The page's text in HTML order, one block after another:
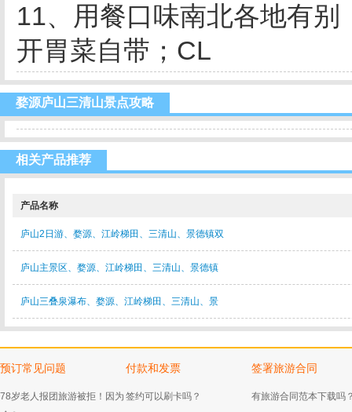
11、用餐口味南北各地有
开胃菜自带；CL
婺源庐山三清山景点攻略
相关产品推荐
产品名称
庐山2日游、婺源、江岭梯田、三清山、景德镇双
庐山主景区、婺源、江岭梯田、三清山、景德镇
庐山三叠泉瀑布、婺源、江岭梯田、三清山、景
预订常见问题
78岁老人报团旅游被拒！因为
付款和发票
签约可以刷卡吗？
签署旅游合同
有旅游合同范本下载吗